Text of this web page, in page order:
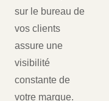
sur le bureau de
vos clients
assure une
visibilité
constante de
votre marque.